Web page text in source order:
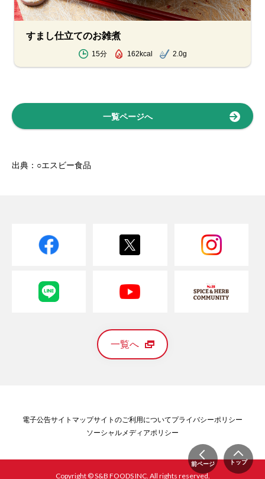
すまし仕立てのお雑煮
15分 162kcal 2.0g
一覧ページへ
出典：○エスビー食品
前ページ トップ
一覧へ
電子公告サイトマップサイトのご利用についてプライバシーポリシー
ソーシャルメディアポリシー
Copyright © S&B FOODS INC. All rights reserved.